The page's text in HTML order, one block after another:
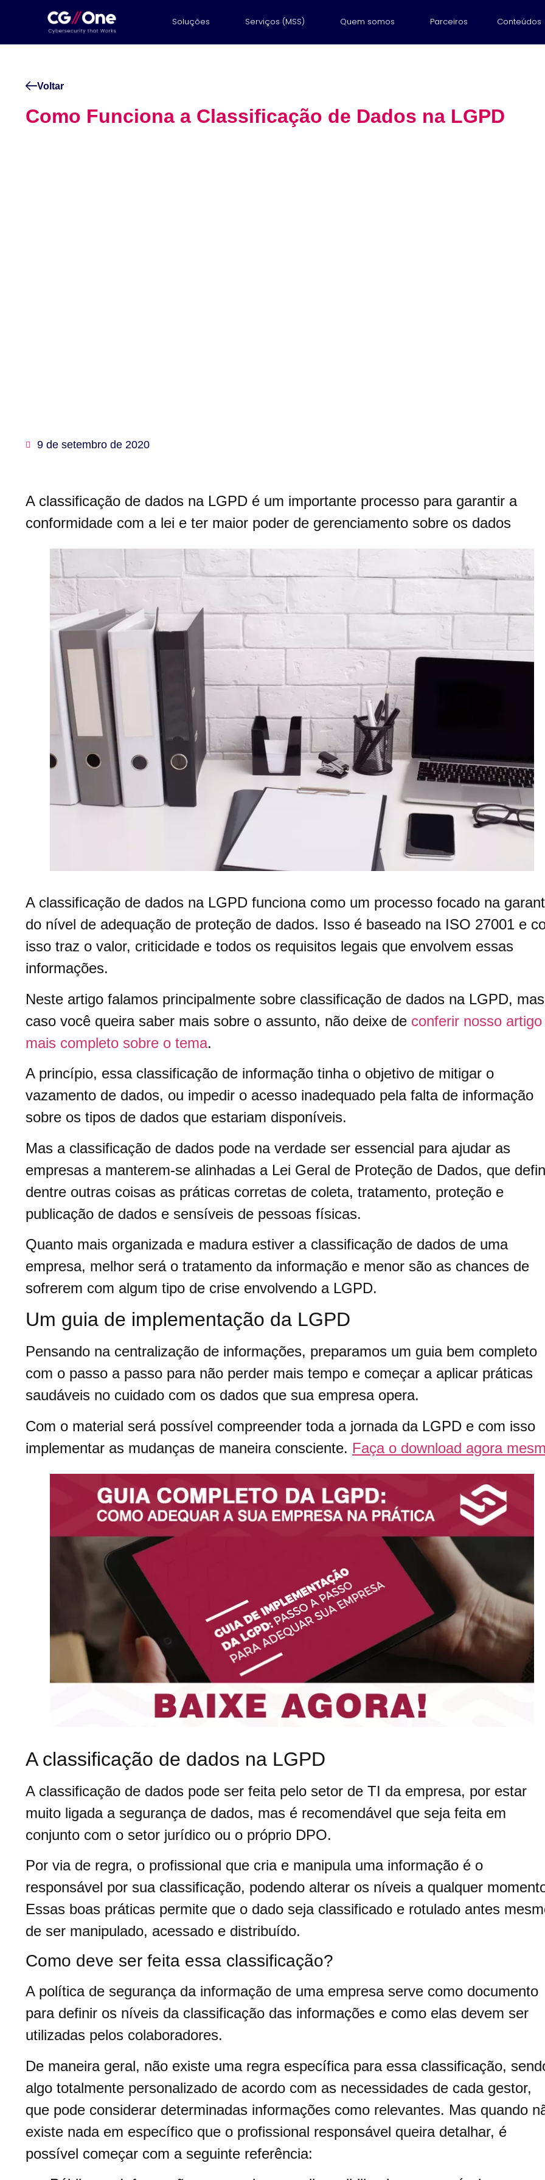
Soluções Serviços (MSS) Quem somos Parceiros Conteúdos
Voltar
Como Funciona a Classificação de Dados na LGPD
9 de setembro de 2020
A classificação de dados na LGPD é um importante processo para garantir a
conformidade com a lei e ter maior poder de gerenciamento sobre os dados
A classificação de dados na LGPD funciona como um processo focado na
do nível de adequação de proteção de dados. Isso é baseado na ISO 27001 e
isso traz o valor, criticidade e todos os requisitos legais que envolvem essas
informações.
Neste artigo falamos principalmente sobre classificação de dados na LGPD, mas
caso você queira saber mais sobre o assunto, não deixe de conferir nosso artigo
mais completo sobre o tema.
A princípio, essa classificação de informação tinha o objetivo de mitigar o
vazamento de dados, ou impedir o acesso inadequado pela falta de informação
sobre os tipos de dados que estariam disponíveis.
Mas a classificação de dados pode na verdade ser essencial para ajudar as
empresas a manterem-se alinhadas a Lei Geral de Proteção de Dados, que
dentre outras coisas as práticas corretas de coleta, tratamento, proteção e
publicação de dados e sensíveis de pessoas físicas.
Quanto mais organizada e madura estiver a classificação de dados de uma
empresa, melhor será o tratamento da informação e menor são as chances de
sofrerem com algum tipo de crise envolvendo a LGPD.
Um guia de implementação da LGPD
Pensando na centralização de informações, preparamos um guia bem completo
com o passo a passo para não perder mais tempo e começar a aplicar práticas
saudáveis no cuidado com os dados que sua empresa opera.
Com o material será possível compreender toda a jornada da LGPD e com isso
implementar as mudanças de maneira consciente. Faça o download agora
A classificação de dados na LGPD
A classificação de dados pode ser feita pelo setor de TI da empresa, por estar
muito ligada a segurança de dados, mas é recomendável que seja feita em
conjunto com o setor jurídico ou o próprio DPO.
Por via de regra, o profissional que cria e manipula uma informação é o
responsável por sua classificação, podendo alterar os níveis a qualquer
Essas boas práticas permite que o dado seja classificado e rotulado antes
de ser manipulado, acessado e distribuído.
Como deve ser feita essa classificação?
A política de segurança da informação de uma empresa serve como documento
para definir os níveis da classificação das informações e como elas devem ser
utilizadas pelos colaboradores.
De maneira geral, não existe uma regra específica para essa classificação,
algo totalmente personalizado de acordo com as necessidades de cada gestor,
que pode considerar determinadas informações como relevantes. Mas quando
existe nada em específico que o profissional responsável queira detalhar, é
possível começar com a seguinte referência: